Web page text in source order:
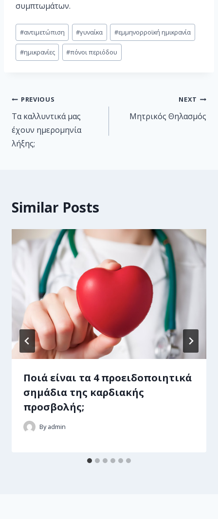
συμπτωμάτων.
#αντιμετώπιση #γυναίκα #εμμηνορροϊκή ημικρανία
#ημικρανίες #πόνοι περιόδου
PREVIOUS
Τα καλλυντικά μας
έχουν ημερομηνία
λήξης;
NEXT
Μητρικός Θηλασμός
Similar Posts
Ποιά είναι τα 4 προειδοποιητικά
σημάδια της καρδιακής
προσβολής;
By admin